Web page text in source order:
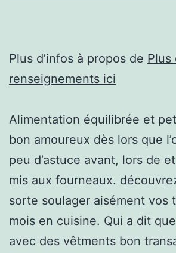
Plus d’infos à propos de Plus
renseignements ici
Alimentation équilibrée et
bon amoureux dès lors que
peu d’astuce avant, lors de
mis aux fourneaux.
sorte soulager aisément vos
mois en cuisine. Qui a dit
avec des vêtments bon